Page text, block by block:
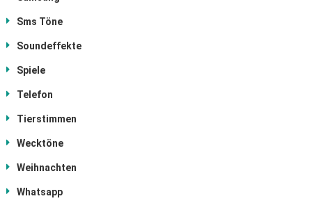
Sms Töne
Soundeffekte
Spiele
Telefon
Tierstimmen
Wecktöne
Weihnachten
Whatsapp